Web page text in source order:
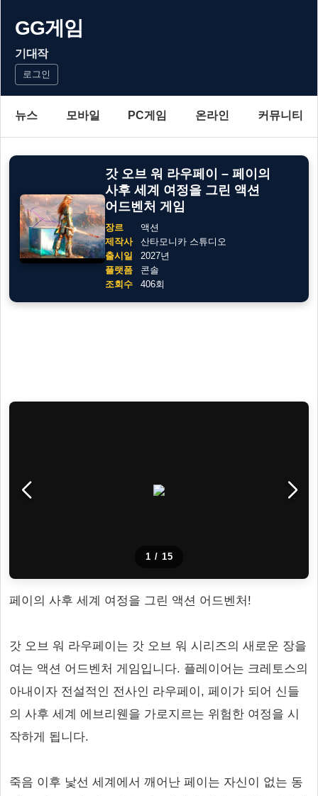
GG게임
기대작
로그인
뉴스 모바일 PC게임 온라인 커뮤니티
갓 오브 워 라우페이 – 페이의
사후 세계 여정을 그린 액션
어드벤처 게임
장르
액션
제작사
산타모니카 스튜디오
출시일
2027년
플랫폼
콘솔
조회수
406회
1 / 15
페이의 사후 세계 여정을 그린 액션 어드벤처!
갓 오브 워 라우페이는 갓 오브 워 시리즈의 새로운 장을
여는 액션 어드벤처 게임입니다. 플레이어는 크레토스의
아내이자 전설적인 전사인 라우페이, 페이가 되어 신들
의 사후 세계 에브리웬을 가로지르는 위험한 여정을 시
작하게 됩니다.
죽음 이후 낯선 세계에서 깨어난 페이는 자신이 없는 동